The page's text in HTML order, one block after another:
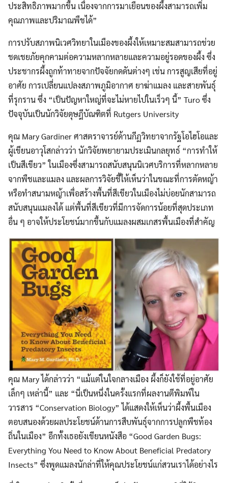
ประสิทธิภาพมากขึ้น เนื่องจากการมาเยือนของผึ้งสามารถเพิ่ม
คุณภาพและปริมาณพืชได้”
การปรับสภาพนิเวศวิทยาในเมืองของผึ้งให้เหมาะสมสามารถช่วย
ชดเชยภัยคุกคามต่อความหลากหลายและความอยู่รอดของผึ้ง ซึ่ง
ประชากรผึ้งถูกท้าทายจากปัจจัยกดดันต่างๆ เช่น การสูญเสียที่อยู่
อาศัย การเปลี่ยนแปลงสภาพภูมิอากาศ ยาฆ่าแมลง และสายพันธุ์
ที่รุกราน ซึ่ง “เป็นปัญหาใหญ่ที่จะไม่หายไปในเร็วๆ นี้” Turo ซึ่ง
ปัจจุบันเป็นนักวิจัยดุษฎีบัณฑิตที่ Rutgers University
คุณ Mary Gardiner ศาสตราจารย์ด้านกีฏวิทยาจากรัฐโอไฮโอและ
ผู้เขียนอาวุโสกล่าวว่า นักวิจัยพยายามประเมินกลยุทธ์ “การทำให้
เป็นสีเขียว” ในเมืองซึ่งสามารถสนับสนุนนิเวศบริการที่หลากหลาย
จากพืชและแมลง และผลการวิจัยชี้ให้เห็นว่าในขณะที่การตัดหญ้า
หรือทำสนามหญ้าเพื่อสร้างพื้นที่สีเขียวในเมืองไม่บ่อยนักสามารถ
สนับสนุนแมลงได้ แต่พื้นที่สีเขียวที่มีการจัดการน้อยที่สุดประเภท
อื่น ๆ อาจให้ประโยชน์มากขึ้นกับแมลงผสมเกสรพื้นเมืองที่สำคัญ
คุณ Mary ได้กล่าวว่า “แม้แต่ในใจกลางเมือง ผึ้งก็ยังใช้ที่อยู่อาศัย
เล็กๆ เหล่านี้” และ “นี่เป็นหนึ่งในครั้งแรกที่ผลงานตีพิมพ์ใน
วารสาร “Conservation Biology” ได้แสดงให้เห็นว่าผึ้งพื้นเมือง
ตอบสนองด้วยผลประโยชน์ด้านการสืบพันธุ์จากการปลูกพืชท้อง
ถิ่นในเมือง” อีกทั้งเธอยังเขียนหนังสือ “Good Garden Bugs:
Everything You Need to Know About Beneficial Predatory
Insects” ซึ่งพูดแมลงนักล่าที่ให้คุณประโยชน์แก่สวนเราได้อย่างไร